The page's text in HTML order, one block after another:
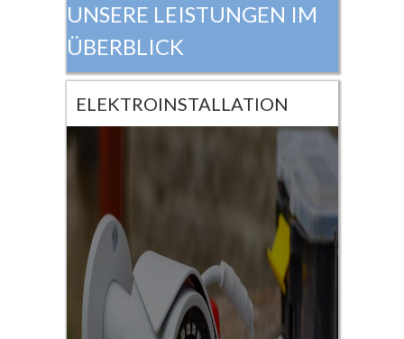
UNSERE LEISTUNGEN IM
ÜBERBLICK
ELEKTROINSTALLATION